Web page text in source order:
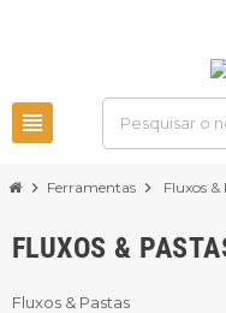
view_headline
chevron_right Ferramentas chevron_right Fluxos &
FLUXOS &
Fluxos & Pastas